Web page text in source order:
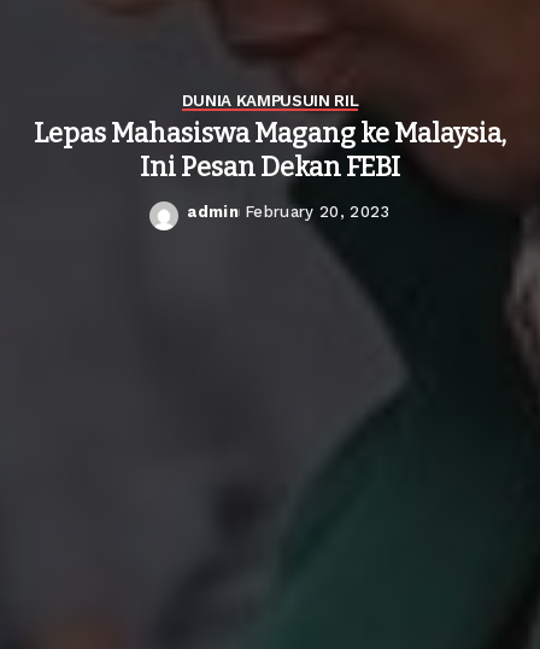
DUNIA KAMPUSUIN RIL
Lepas Mahasiswa Magang ke Malaysia,
Ini Pesan Dekan FEBI
Posted
admin February 20, 2023